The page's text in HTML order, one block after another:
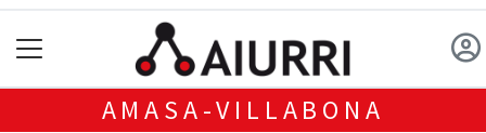
AMASA-VILLABONA